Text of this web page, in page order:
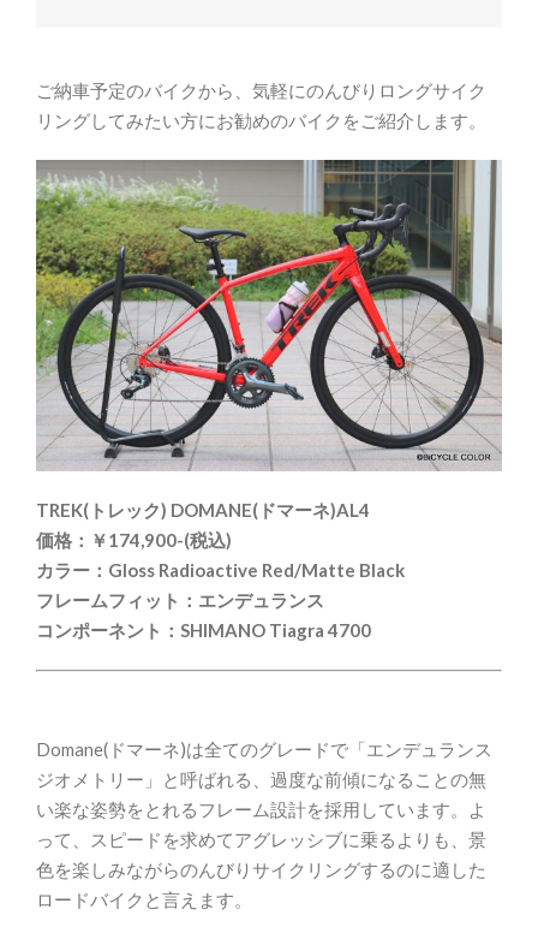
ご納車予定のバイクから、気軽にのんびりロングサイク
リングしてみたい方にお勧めのバイクをご紹介します。
TREK(トレック) DOMANE(ドマーネ)AL4
価格：￥174,900-(税込)
カラー：Gloss Radioactive Red/Matte Black
フレームフィット：エンデュランス
コンポーネント：SHIMANO Tiagra 4700
Domane(ドマーネ)は全てのグレードで「エンデュランス
ジオメトリー」と呼ばれる、過度な前傾になることの無
い楽な姿勢をとれるフレーム設計を採用しています。よ
って、スピードを求めてアグレッシブに乗るよりも、景
色を楽しみながらのんびりサイクリングするのに適した
ロードバイクと言えます。